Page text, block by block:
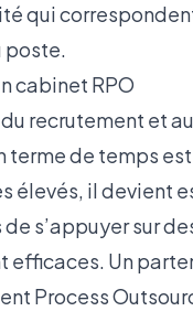
qui
poste.
cabinet RPO
recrutement et
terme de temps
élevés, il devient
s’appuyer sur
efficaces. Un
Process